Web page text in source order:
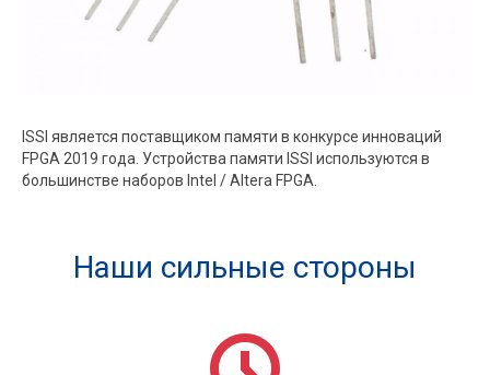
ISSI является поставщиком памяти в конкурсе инноваций
FPGA 2019 года. Устройства памяти ISSI используются в
большинстве наборов Intel / Altera FPGA.
Наши сильные стороны